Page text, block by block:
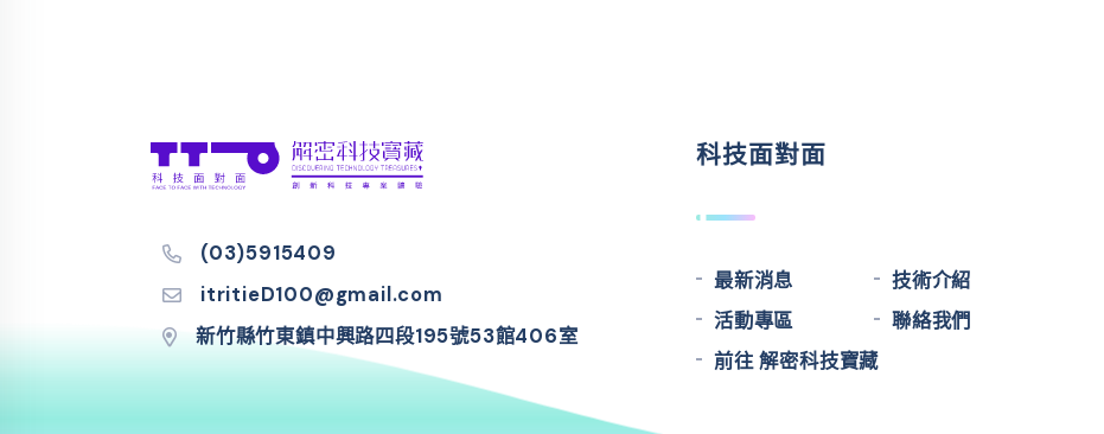
(03)5915409
itritieD100@gmail.com
新竹縣竹東鎮中興路四段195號53館406室
科技面對面
最新消息
技術介紹
活動專區
聯絡我們
前往 解密科技寶藏